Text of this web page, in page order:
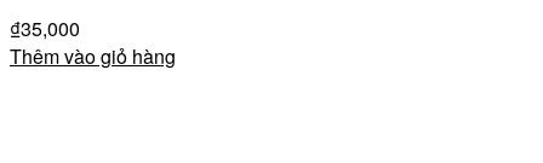
₫35,000
Thêm vào giỏ hàng